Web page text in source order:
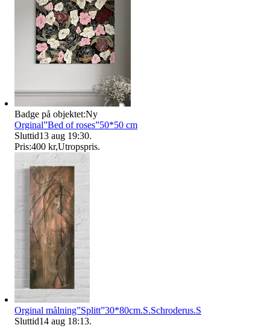
Badge på objektet:Ny
Orginal”Bed of roses”50*50 cm
Sluttid13 aug 19:30.
Pris:400 kr,Utropspris.
Orginal målning”Splitt”30*80cm.S.Schroderus.S
Sluttid14 aug 18:13.